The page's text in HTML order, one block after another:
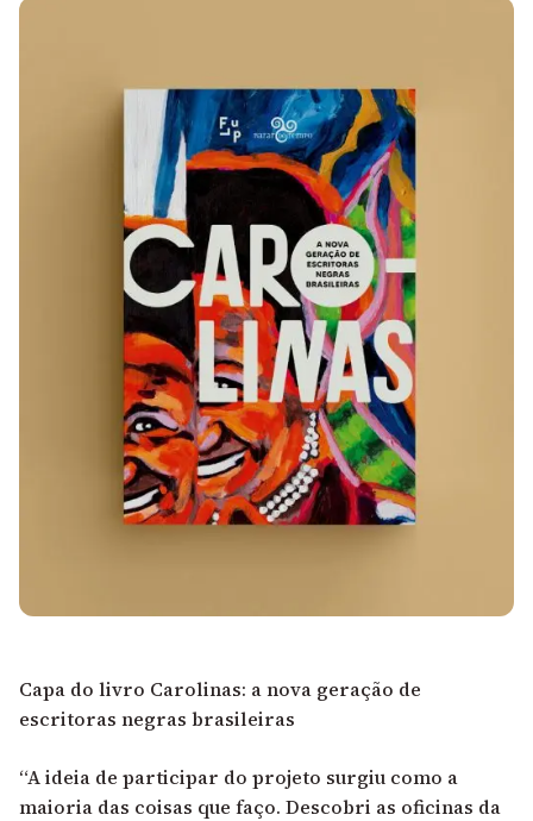
Capa do livro Carolinas: a nova geração de
escritoras negras brasileiras
“A ideia de participar do projeto surgiu como a
maioria das coisas que faço. Descobri as oficinas da